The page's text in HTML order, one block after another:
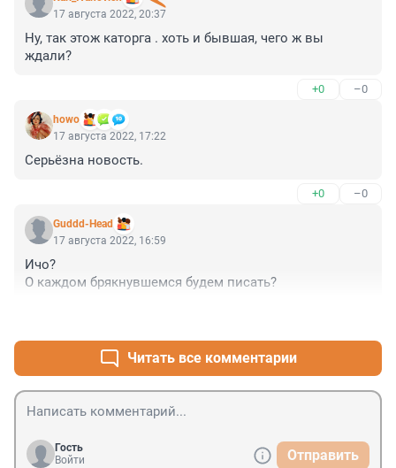
17 августа 2022, 20:37
Ну, так этож каторга . хоть и бывшая, чего ж вы
ждали?
+0 –0
howo
17 августа 2022, 17:22
Серьёзна новость.
+0 –0
Guddd-Head
17 августа 2022, 16:59
Ичо?
О каждом брякнувшемся будем писать?
Читать все комментарии
Гость
Войти
Отправить